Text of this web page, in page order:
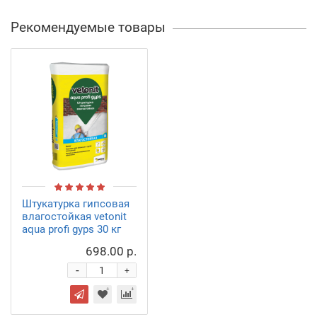
Рекомендуемые товары
Штукатурка гипсовая
влагостойкая vetonit
aqua profi gyps 30 кг
698.00 р.
+
-